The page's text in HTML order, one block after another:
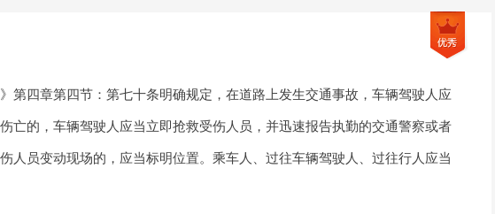
第四章第四节：第七十条明确规定，在道路上发生交通事故，车辆驾驶人应
亡的，车辆驾驶人应当立即抢救受伤人员，并迅速报告执勤的交通警察或者
人员变动现场的，应当标明位置。乘车人、过往车辆驾驶人、过往行人应当